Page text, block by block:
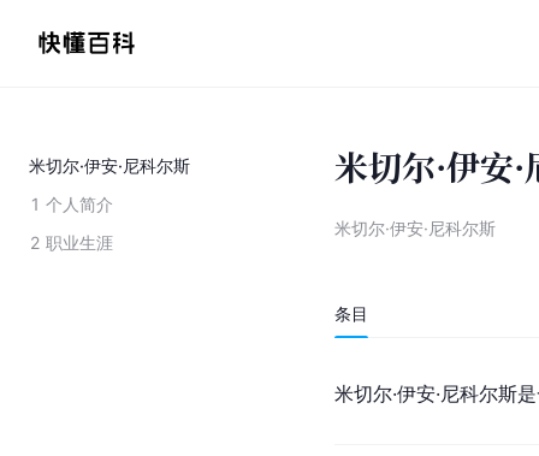
米切尔·伊安·尼科尔斯
1 个人简介
2 职业生涯
米切尔·伊安
米切尔·伊安·尼科尔斯
条目
米切尔·伊安·尼科尔斯